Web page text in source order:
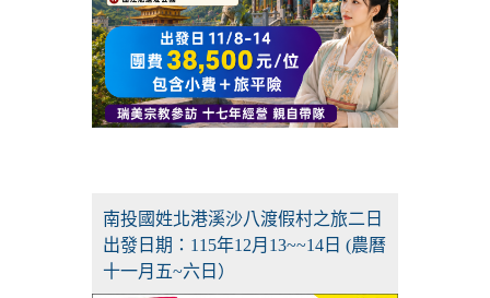
南投國姓北港溪沙八渡假村之旅二日
出發日期：115年12月13~~14日 (農曆
十一月五~六日）